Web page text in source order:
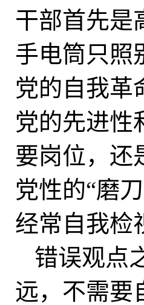
干部首先是
手电筒只照
党的自我革
党的先进性
要岗位，还
党性的“磨
经常自我检
错误观点
远，不需要